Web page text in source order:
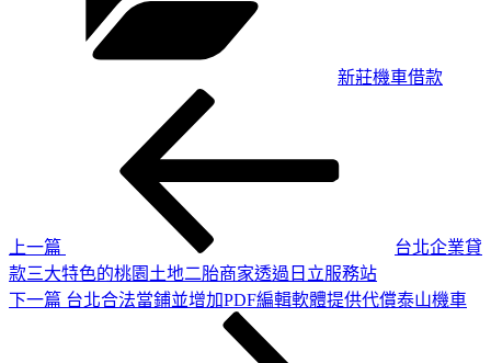
新莊機車借款
上一篇
台北企業貸
款三大特色的桃園土地二胎商家透過日立服務站
下
下一篇 台北合法當鋪並增加PDF編輯軟體提供代償泰山機車